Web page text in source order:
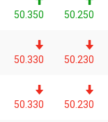
50.250
50.350
50.230
50.330
50.230
50.330